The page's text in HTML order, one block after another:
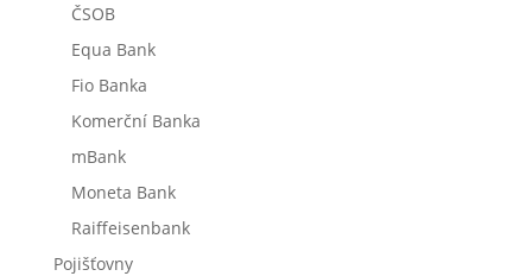
ČSOB
Equa Bank
Fio Banka
Komerční Banka
mBank
Moneta Bank
Raiffeisenbank
Pojišťovny